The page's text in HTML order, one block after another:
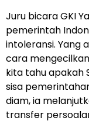
Juru bicara GKI
pemerintah
intoleransi. Yang
cara
kita tahu apakah
sisa
diam, ia
transfer